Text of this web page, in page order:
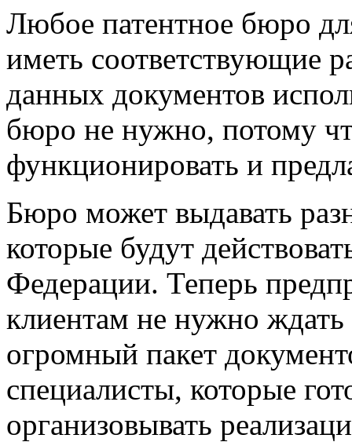
Любое патентное бюро
иметь соответствующие
данных документов
бюро не нужно, потому
функционировать и
Бюро может выдавать
которые будут
Федерации. Теперь
клиентам не нужно
огромный пакет
специалисты, которые
организовывать